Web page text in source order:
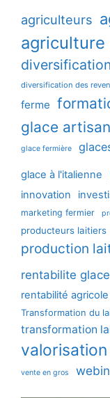
agriculteurs
agriculture
diversification
diversification des
ferme
glace
glace fermière
glace à l'italienne
innovation
marketing fermier
producteurs laitiers
production
rentabilite glace
rentabilité agricole
Transformation du
transformation
vente en gros